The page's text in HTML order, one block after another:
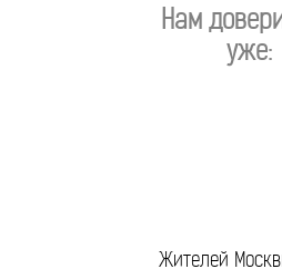
Нам
уже:
Жителей